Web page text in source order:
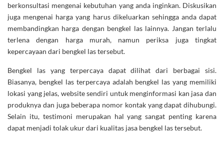
berkonsultasi mengenai kebutuhan yang anda inginkan. Diskusikan
juga mengenai harga yang harus dikeluarkan sehingga anda dapat
membandingkan harga dengan bengkel las lainnya. Jangan terlalu
terlena dengan harga murah, namun periksa juga tingkat
kepercayaan dari bengkel las tersebut.
Bengkel las yang terpercaya dapat dilihat dari berbagai sisi.
Biasanya, bengkel las terpercaya adalah bengkel las yang memiliki
lokasi yang jelas, website sendiri untuk menginformasi kan jasa dan
produknya dan juga beberapa nomor kontak yang dapat dihubungi.
Selain itu, testimoni merupakan hal yang sangat penting karena
dapat menjadi tolak ukur dari kualitas jasa bengkel las tersebut.